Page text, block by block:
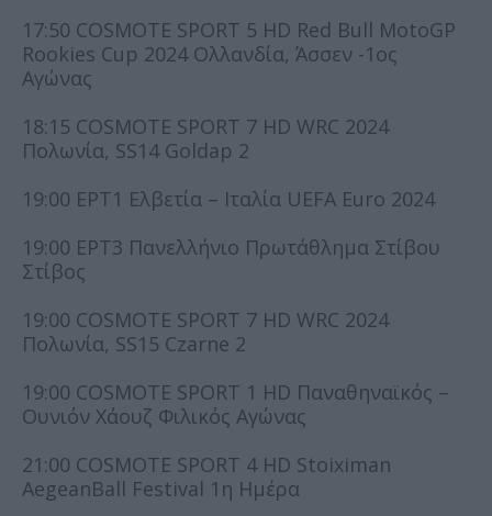
17:50 COSMOTE SPORT 5 HD Red Bull MotoGP
Rookies Cup 2024 Ολλανδία, Άσσεν -1ος
Αγώνας
18:15 COSMOTE SPORT 7 HD WRC 2024
Πολωνία, SS14 Goldap 2
19:00 ΕΡΤ1 Ελβετία – Ιταλία UEFA Euro 2024
19:00 ΕΡΤ3 Πανελλήνιο Πρωτάθλημα Στίβου
Στίβος
19:00 COSMOTE SPORT 7 HD WRC 2024
Πολωνία, SS15 Czarne 2
19:00 COSMOTE SPORT 1 HD Παναθηναϊκός –
Ουνιόν Χάουζ Φιλικός Αγώνας
21:00 COSMOTE SPORT 4 HD Stoiximan
AegeanBall Festival 1η Ημέρα